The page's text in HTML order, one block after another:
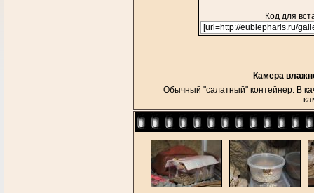
Код для
Камера
Обычный "салатный" контейнер. В